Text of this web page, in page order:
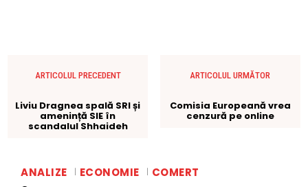
ARTICOLUL PRECEDENT
Liviu Dragnea spală SRI și
amenință SIE în
scandalul Shhaideh
ARTICOLUL URMĂTOR
Comisia Europeană vrea
cenzură pe online